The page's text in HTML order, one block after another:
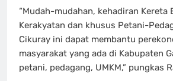
“Mudah-mudahan, kehadiran Kereta
Kerakyatan dan khusus Petani-
Cikuray ini dapat membantu
masyarakat yang ada di Kabupaten
petani, pedagang, UMKM,” pungkas